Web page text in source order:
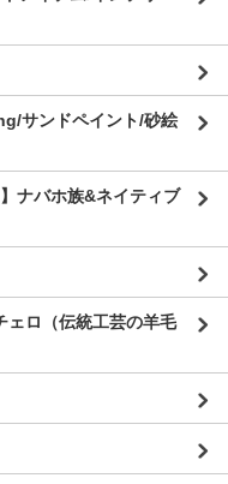
サンドペイント/砂絵
ナバホ族&ネイティブ
ロ（伝統工芸の羊毛